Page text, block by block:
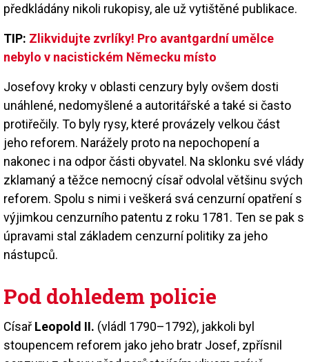
předkládány nikoli rukopisy, ale už vytištěné publikace.
TIP: Zlikvidujte zvrlíky! Pro avantgardní umělce
nebylo v nacistickém Německu místo
Josefovy kroky v oblasti cenzury byly ovšem dosti
unáhlené, nedomyšlené a autoritářské a také si často
protiřečily. To byly rysy, které provázely velkou část
jeho reforem. Narážely proto na nepochopení a
nakonec i na odpor části obyvatel. Na sklonku své vlády
zklamaný a těžce nemocný císař odvolal většinu svých
reforem. Spolu s nimi i veškerá svá cenzurní opatření s
výjimkou cenzurního patentu z roku 1781. Ten se pak s
úpravami stal základem cenzurní politiky za jeho
nástupců.
Pod dohledem policie
Císař Leopold II. (vládl 1790–1792), jakkoli byl
stoupencem reforem jako jeho bratr Josef, zpřísnil